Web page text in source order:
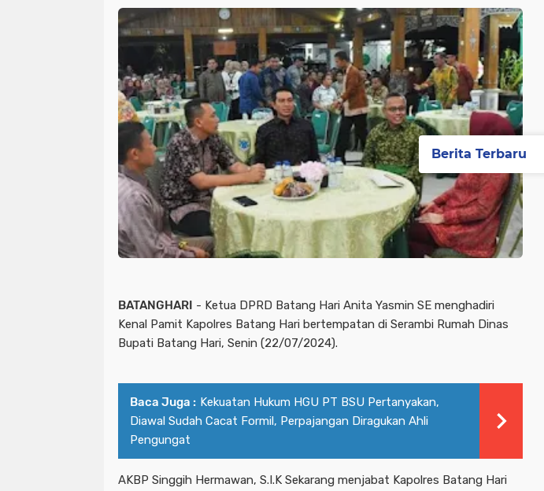
BATANGHARI - Ketua DPRD Batang Hari Anita Yasmin SE menghadiri
Kenal Pamit Kapolres Batang Hari bertempatan di Serambi Rumah Dinas
Bupati Batang Hari, Senin (22/07/2024).
Baca Juga : Kekuatan Hukum HGU PT BSU Pertanyakan,
Diawal Sudah Cacat Formil, Perpajangan Diragukan Ahli
Pengungat
AKBP Singgih Hermawan, S.I.K Sekarang menjabat Kapolres Batang Hari
Berita Terbaru